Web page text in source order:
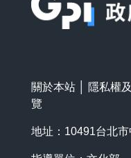
關於本站 隱私權
覽
地址：10491台北